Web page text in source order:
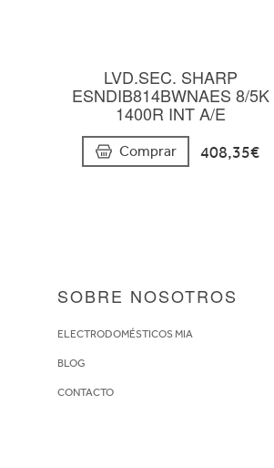
LVD.SEC. SHARP
ESNDIB814BWNAES 8/5K
1400R INT A/E
Comprar 408,35€
SOBRE NOSOTROS
ELECTRODOMÉSTICOS MIA
BLOG
CONTACTO